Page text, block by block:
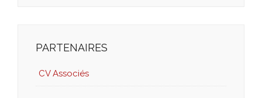
PARTENAIRES
CV Associés